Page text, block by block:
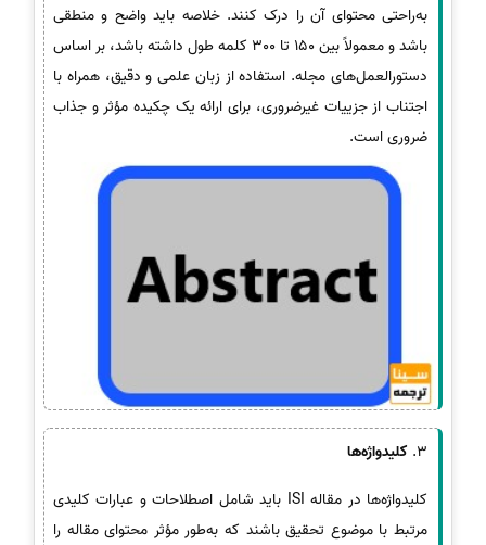
به‌راحتی محتوای آن را درک کنند. خلاصه باید واضح و منطقی
باشد و معمولاً بین 150 تا 300 کلمه طول داشته باشد، بر اساس
دستورالعمل‌های مجله. استفاده از زبان علمی و دقیق، همراه با
اجتناب از جزییات غیرضروری، برای ارائه یک چکیده مؤثر و جذاب
ضروری است.
3. کلیدواژه‌ها
کلیدواژه‌ها در مقاله ISI باید شامل اصطلاحات و عبارات کلیدی
مرتبط با موضوع تحقیق باشند که به‌طور مؤثر محتوای مقاله را